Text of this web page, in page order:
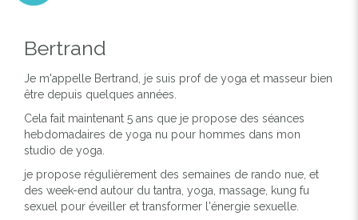
Bertrand
Je m'appelle Bertrand, je suis prof de yoga et masseur bien
être depuis quelques années.
Cela fait maintenant 5 ans que je propose des séances
hebdomadaires de yoga nu pour hommes dans mon
studio de yoga.
je propose régulièrement des semaines de rando nue, et
des week-end autour du tantra, yoga, massage, kung fu
sexuel pour éveiller et transformer l'énergie sexuelle.